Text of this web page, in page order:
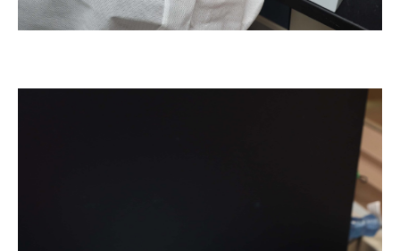
Laboratorio DNA Serología